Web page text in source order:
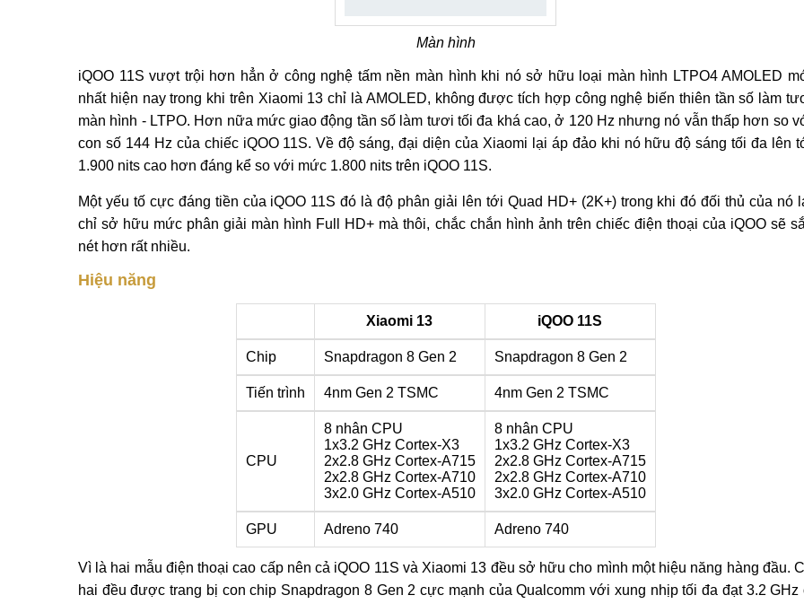
Màn hình
iQOO 11S vượt trội hơn hẳn ở công nghệ tấm nền màn hình khi nó sở hữu loại màn hình LTPO4 AMOLED
nhất hiện nay trong khi trên Xiaomi 13 chỉ là AMOLED, không được tích hợp công nghệ biến thiên tần số làm
màn hình - LTPO. Hơn nữa mức giao động tần số làm tươi tối đa khá cao, ở 120 Hz nhưng nó vẫn thấp hơn so
con số 144 Hz của chiếc iQOO 11S. Về độ sáng, đại diện của Xiaomi lại áp đảo khi nó hữu độ sáng tối đa lên
1.900 nits cao hơn đáng kể so với mức 1.800 nits trên iQOO 11S.
Một yếu tố cực đáng tiền của iQOO 11S đó là độ phân giải lên tới Quad HD+ (2K+) trong khi đó đối thủ của nó
chỉ sở hữu mức phân giải màn hình Full HD+ mà thôi, chắc chắn hình ảnh trên chiếc điện thoại của iQOO sẽ
nét hơn rất nhiều.
Hiệu năng
Xiaomi 13 iQOO 11S
Chip Snapdragon 8 Gen 2 Snapdragon 8 Gen 2
Tiến trình 4nm Gen 2 TSMC 4nm Gen 2 TSMC
CPU
8 nhân CPU
1x3.2 GHz Cortex-X3
2x2.8 GHz Cortex-A715
2x2.8 GHz Cortex-A710
3x2.0 GHz Cortex-A510
8 nhân CPU
1x3.2 GHz Cortex-X3
2x2.8 GHz Cortex-A715
2x2.8 GHz Cortex-A710
3x2.0 GHz Cortex-A510
GPU Adreno 740 Adreno 740
Vì là hai mẫu điện thoại cao cấp nên cả iQOO 11S và Xiaomi 13 đều sở hữu cho mình một hiệu năng hàng đầu.
hai đều được trang bị con chip Snapdragon 8 Gen 2 cực mạnh của Qualcomm với xung nhịp tối đa đạt 3.2 GHz